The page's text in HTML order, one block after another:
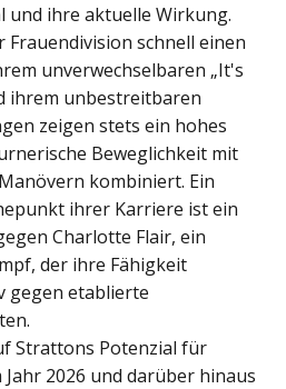
und ihre aktuelle Wirkung.
schnell einen
unverwechselbaren „It's
ihrem unbestreitbaren
zeigen stets ein hohes
Beweglichkeit mit
kombiniert. Ein
ihrer Karriere ist ein
Charlotte Flair, ein
der ihre Fähigkeit
gegen etablierte
Strattons Potenzial für
2026 und darüber hinaus